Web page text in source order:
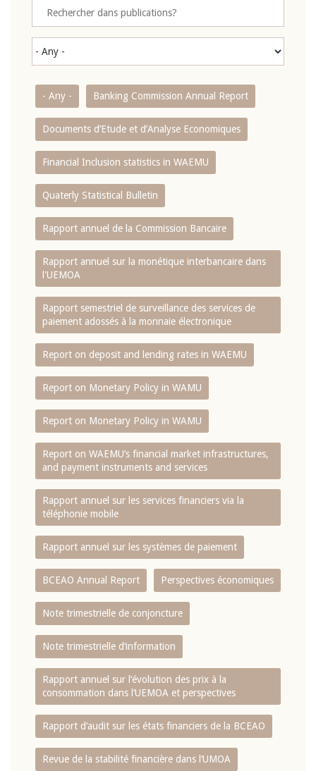
- Any - Banking Commission Annual Report
Documents d’Etude et d’Analyse Economiques
Financial Inclusion statistics in WAEMU
Quaterly Statistical Bulletin
Rapport annuel de la Commission Bancaire
Rapport annuel sur la monétique interbancaire dans
l'UEMOA
Rapport semestriel de surveillance des services de
paiement adossés à la monnaie électronique
Report on deposit and lending rates in WAEMU
Report on Monetary Policy in WAMU
Report on Monetary Policy in WAMU
Report on WAEMU’s financial market infrastructures,
and payment instruments and services
Rapport annuel sur les services financiers via la
téléphonie mobile
Rapport annuel sur les systèmes de paiement
BCEAO Annual Report Perspectives économiques
Note trimestrielle de conjoncture
Note trimestrielle d‘information
Rapport annuel sur l‘évolution des prix à la
consommation dans l‘UEMOA et perspectives
Rapport d‘audit sur les états financiers de la BCEAO
Revue de la stabilité financière dans l‘UMOA